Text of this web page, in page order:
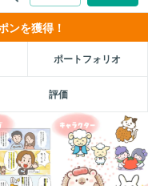
ンを獲得！
ポートフォリオ
評価